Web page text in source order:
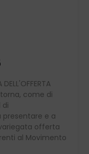
torna, come di
di
presentare e a
offerta
al Movimento